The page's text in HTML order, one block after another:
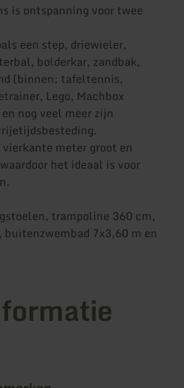
is ontspanning voor twee
een step, driewieler,
bolderkar, zandbak,
(binnen: tafeltennis,
Lego, Machbox
nog veel meer zijn
meter groot en
het ideaal is voor
trampoline 360 cm,
buitenzwembad 7x3,60 m en